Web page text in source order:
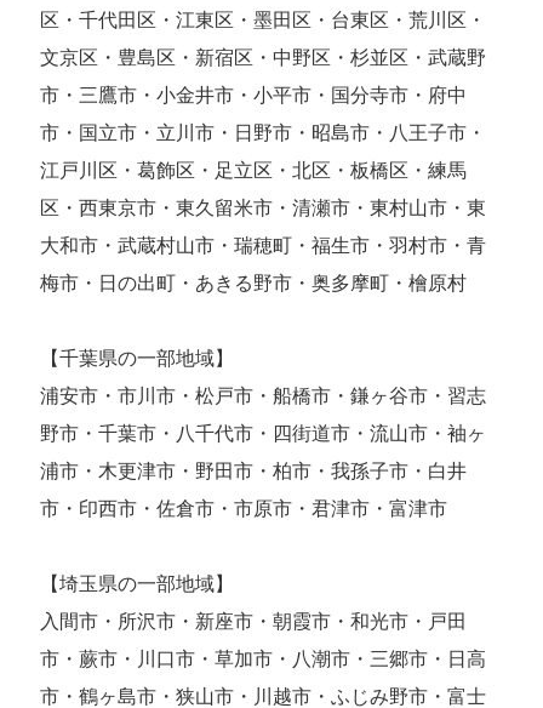
区・千代田区・江東区・墨田区・台東区・荒川区・
文京区・豊島区・新宿区・中野区・杉並区・武蔵野
市・三鷹市・小金井市・小平市・国分寺市・府中
市・国立市・立川市・日野市・昭島市・八王子市・
江戸川区・葛飾区・足立区・北区・板橋区・練馬
区・西東京市・東久留米市・清瀬市・東村山市・東
大和市・武蔵村山市・瑞穂町・福生市・羽村市・青
梅市・日の出町・あきる野市・奥多摩町・檜原村
【千葉県の一部地域】
浦安市・市川市・松戸市・船橋市・鎌ヶ谷市・習志
野市・千葉市・八千代市・四街道市・流山市・袖ヶ
浦市・木更津市・野田市・柏市・我孫子市・白井
市・印西市・佐倉市・市原市・君津市・富津市
【埼玉県の一部地域】
入間市・所沢市・新座市・朝霞市・和光市・戸田
市・蕨市・川口市・草加市・八潮市・三郷市・日高
市・鶴ヶ島市・狭山市・川越市・ふじみ野市・富士